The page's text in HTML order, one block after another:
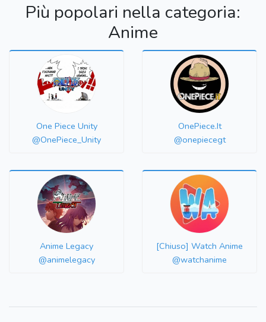
Più popolari nella categoria:
Anime
One Piece Unity
@OnePiece_Unity
OnePiece.It
@onepiecegt
Anime Legacy
@animelegacy
[Chiuso] Watch Anime
@watchanime